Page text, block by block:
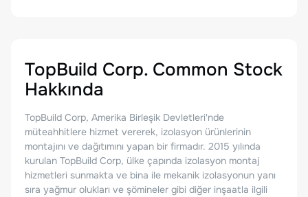
TopBuild Corp. Common Stock
Hakkında
TopBuild Corp, Amerika Birleşik Devletleri'nde
müteahhitlere hizmet vererek, izolasyon ürünlerinin
montajını ve dağıtımını yapan bir firmadır. 2015 yılında
kurulan TopBuild Corp, ülke çapında izolasyon montaj
hizmetleri sunmakta ve bina ile mekanik izolasyonun yanı
sıra yağmur olukları ve şömineler gibi diğer inşaatla ilgili